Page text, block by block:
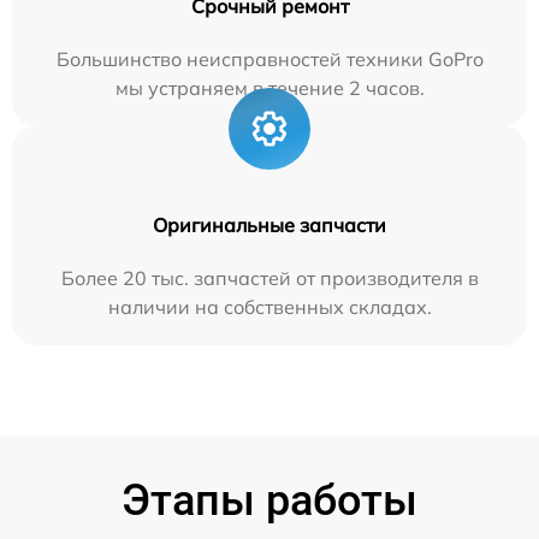
Срочный ремонт
Большинство неисправностей техники GoPro
мы устраняем в течение 2 часов.
Оригинальные запчасти
Более 20 тыс. запчастей от производителя в
наличии на собственных складах.
Этапы работы